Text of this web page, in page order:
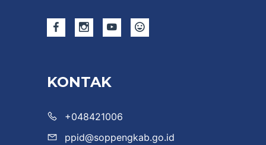
KONTAK
+048421006
ppid@soppengkab.go.id